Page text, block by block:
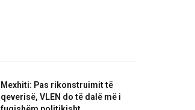
Mexhiti: Pas rikonstruimit të
qeverisë, VLEN do të dalë më i